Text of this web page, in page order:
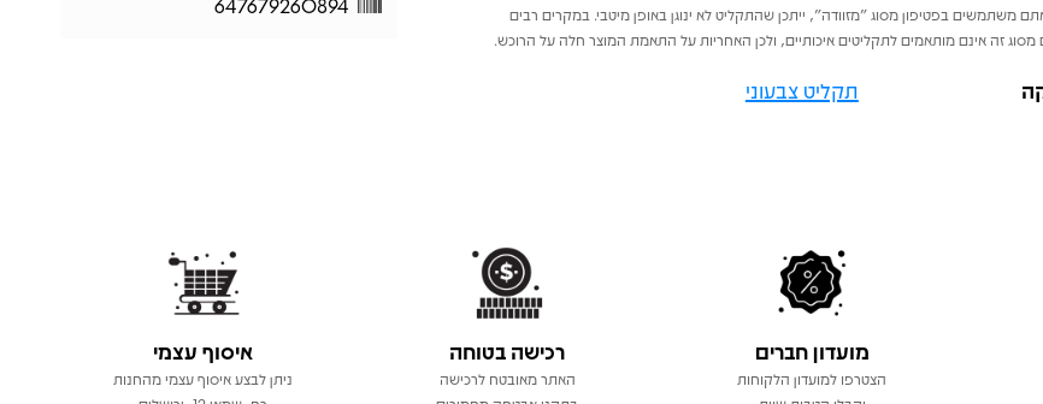
משתמשים בפטיפון מסוג "מזוודה", ייתכן שהתקליט לא ינוגן באופן מיטבי. במקרים רבים
מסוג זה אינם מותאמים לתקליטים איכותיים, ולכן האחריות על התאמת המוצר חלה על הרוכש.
תקליט צבעוני
מועדון חברים
הצטרפו למועדון הלקוחות
רכישה בטוחה
האתר מאובטח לרכישה
איסוף עצמי
ניתן לבצע איסוף עצמי מהחנות